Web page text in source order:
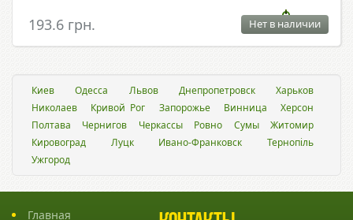
193.6 грн. Нет в наличии
Киев Одесса Львов Днепропетровск
Харьков
Николаев
Кривой Рог Запорожье Винница
Херсон
Полтава
Чернигов Черкассы Ровно Сумы
Житомир
Кировоград
Луцк Ивано-Франковск
Тернопіль
Ужгород
Главная